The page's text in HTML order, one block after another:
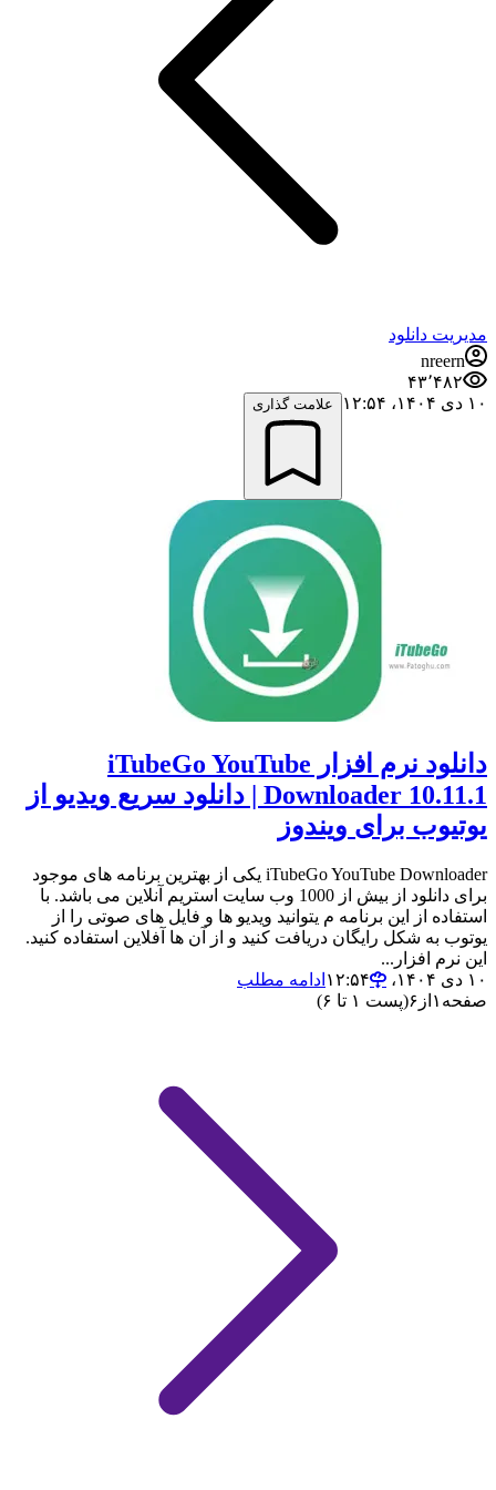
مدیریت دانلود
nreern
۴۳٬۴۸۲
۱۰ دی ۱۴۰۴،‏ ۱۲:۵۴
علامت گذاری
دانلود نرم افزار iTubeGo YouTube
Downloader 10.11.1 | دانلود سریع ویدیو از
یوتیوب برای ویندوز
iTubeGo YouTube Downloader یکی از بهترین برنامه های موجود
برای دانلود از بیش از 1000 وب سایت استریم آنلاین می باشد. با
استفاده از این برنامه م یتوانید ویدیو ها و فایل های صوتی را از
یوتوب به شکل رایگان دریافت کنید و از آن ها آفلاین استفاده کنید.
این نرم افزار...
۱۰ دی ۱۴۰۴،‏ ۱۲:۵۴
ادامه مطلب
صفحه ۱ از ۶(پست ۱ تا ۶)